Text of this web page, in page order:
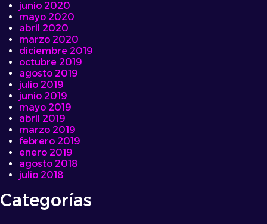
junio 2020
mayo 2020
abril 2020
marzo 2020
diciembre 2019
octubre 2019
agosto 2019
julio 2019
junio 2019
mayo 2019
abril 2019
marzo 2019
febrero 2019
enero 2019
agosto 2018
julio 2018
Categorías